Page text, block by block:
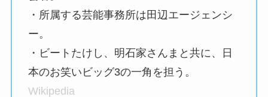
・所属する芸能事務所は田辺エージェンシ
ー。
・ビートたけし、明石家さんまと共に、日
本のお笑いビッグ3の一角を担う。
Wikipedia